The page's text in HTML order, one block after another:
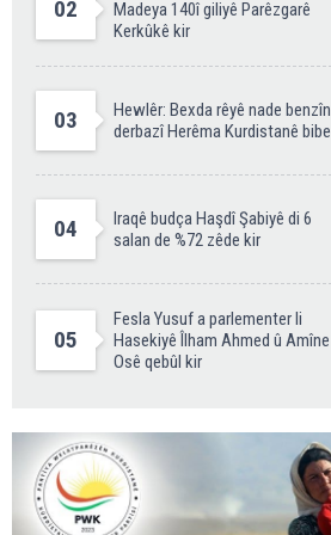
02
Madeya 140î giliyê Parêzgarê
Kerkûkê kir
03
Hewlêr: Bexda rêyê nade benzîn
derbazî Herêma Kurdistanê bibe
04
Iraqê budça Haşdî Şabiyê di 6
salan de %72 zêde kir
05
Fesla Yusuf a parlementer li
Hasekiyê Îlham Ahmed û Amîne
Osê qebûl kir